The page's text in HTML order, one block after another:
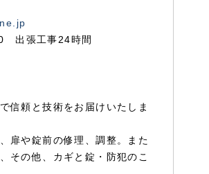
出張工事24時間
信頼と技術をお届けいたしま
扉や錠前の修理、調整。また
その他、カギと錠・防犯のこ